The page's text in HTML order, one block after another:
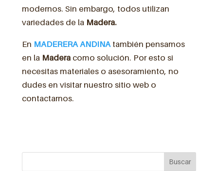
modernos. Sin embargo, todos utilizan
variedades de la Madera.
En MADERERA ANDINA también pensamos
en la Madera como solución. Por esto si
necesitas materiales o asesoramiento, no
dudes en visitar nuestro sitio web o
contactarnos.